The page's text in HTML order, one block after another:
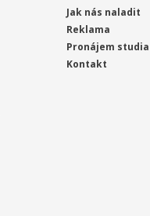
Jak nás naladit
Reklama
Pronájem studia
Kontakt